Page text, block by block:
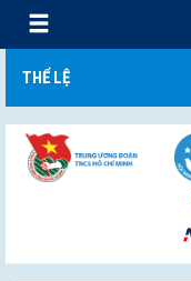
THỂ LỆ